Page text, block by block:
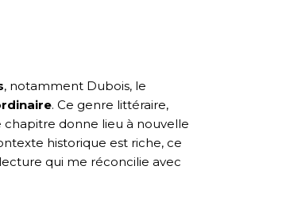
, notamment Dubois, le
. Ce genre littéraire,
chapitre donne lieu à nouvelle
historique est riche, ce
qui me réconcilie avec